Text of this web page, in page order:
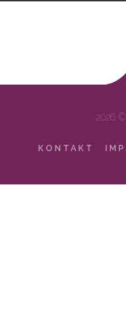
2026
KONTAKT